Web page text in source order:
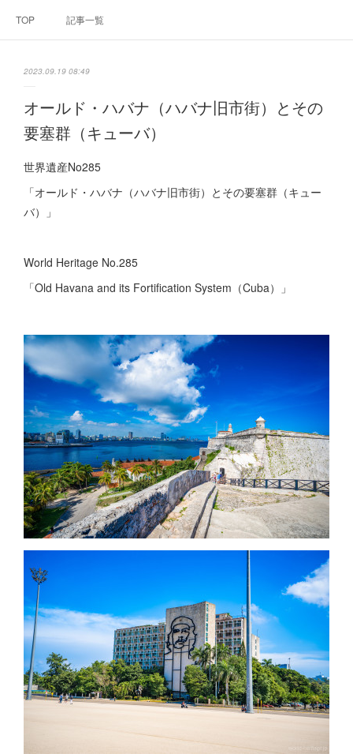
TOP 記事一覧
2023.09.19 08:49
オールド・ハバナ（ハバナ旧市街）とその
要塞群（キューバ）
世界遺産No285
「オールド・ハバナ（ハバナ旧市街）とその要塞群（キュー
バ）」
World Heritage No.285
「Old Havana and its Fortification System（Cuba）」